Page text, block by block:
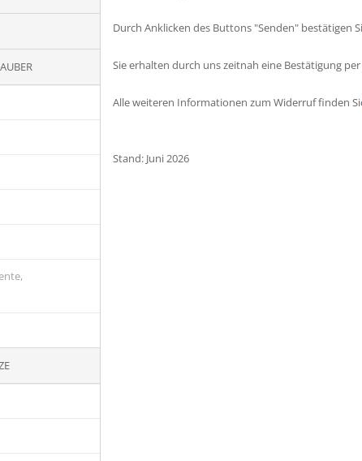
Durch Anklicken des Buttons "Senden" bestätigen
Sie erhalten durch uns zeitnah eine Bestätigung
Alle weiteren Informationen zum Widerruf finden
Stand: Juni 2026